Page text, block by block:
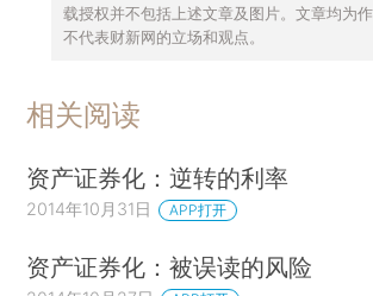
载授权并不包括上述文章及图片。文章均为作
不代表财新网的立场和观点。
相关阅读
资产证券化：逆转的利率
2014年10月31日 APP打开
资产证券化：被误读的风险